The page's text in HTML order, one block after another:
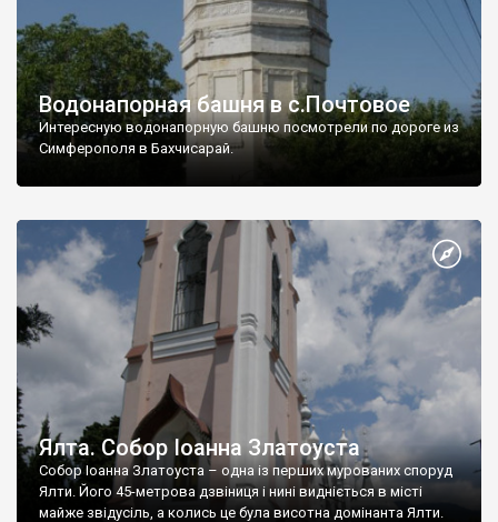
Водонапорная башня в с.Почтовое
Интересную водонапорную башню посмотрели по дороге из
Симферополя в Бахчисарай.
Ялта. Собор Іоанна Златоуста
Собор Іоанна Златоуста – одна із перших мурованих споруд
Ялти. Його 45-метрова дзвіниця і нині видніється в місті
майже звідусіль, а колись це була висотна домінанта Ялти.